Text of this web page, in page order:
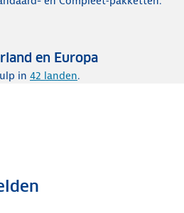
en Europa
in 42 landen.